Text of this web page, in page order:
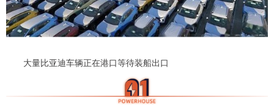
大量比亚迪车辆正在港口等待装船出口